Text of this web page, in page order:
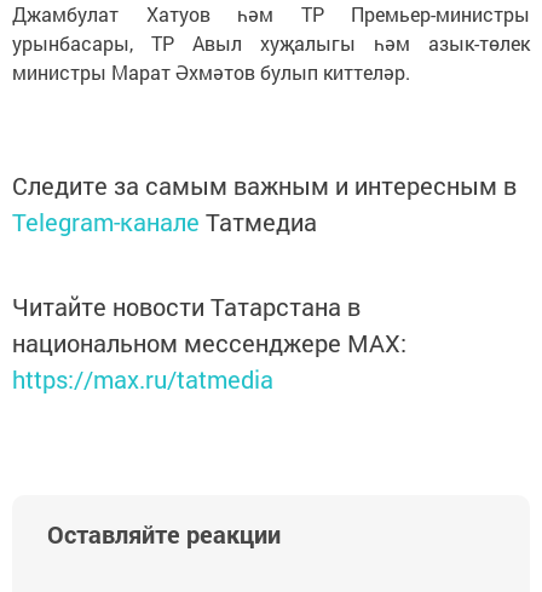
Джамбулат Хатуов һәм ТР Премьер-министры
урынбасары, ТР Авыл хуҗалыгы һәм азык-төлек
министры Марат Әхмәтов булып киттеләр.
Следите за самым важным и интересным в
Telegram-канале Татмедиа
Читайте новости Татарстана в
национальном мессенджере MАХ:
https://max.ru/tatmedia
Оставляйте реакции